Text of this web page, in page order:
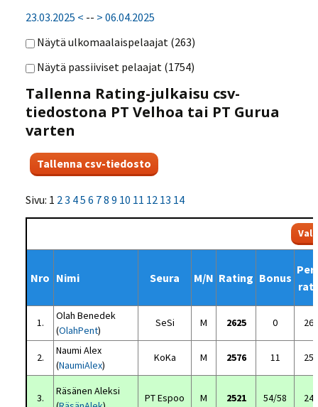
23.03.2025 < -- > 06.04.2025
Näytä ulkomaalaispelaajat (263)
Näytä passiiviset pelaajat (1754)
Tallenna Rating-julkaisu csv-
tiedostona PT Velhoa tai PT Gurua
varten
Sivu: 1 23 45 6 78 9 10 11 12 13 14
Nro Nimi Seura M/N Rating Bonus
1.
Olah Benedek
(OlahPent)
SeSi M 2625 0
2.
Naumi Alex
(NaumiAlex)
KoKa M 2576 11
3.
Räsänen Aleksi
PT Espoo M 2521 54/58